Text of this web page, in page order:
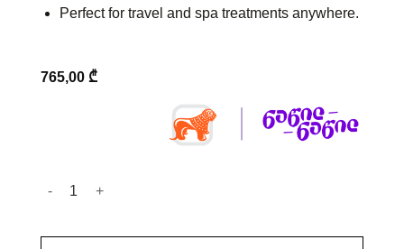
Perfect for travel and spa treatments anywhere.
765,00 ₾
UNICTHERMOSONIC 2.0 quantity